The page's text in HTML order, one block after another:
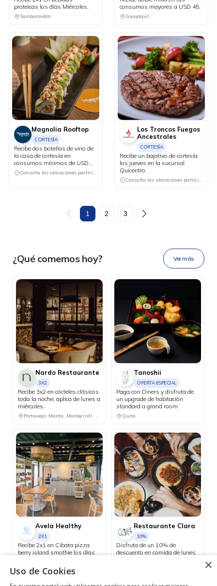
proteicas los días Miércoles.
Samborondón
consumos mayores a USD 45.
Guayaquil
Magnolia Rooftop
CORTESÍA
Recibe dos botellas de vino de
la casa de cortesía en
consumos mínimos de USD
130.
Consulta las ubicaciones participantes
Los Troncos Fuegos
Ancestrales
CORTESÍA
Recibe un bajativo de cortesía
los jueves en la sucursal
Quicentro.
Consulta las ubicaciones participantes
1 2 3
Ahora tus blu benefits
en una
sola app.
DESCÁRGALA
¿Qué comemos hoy? Ver más
Nardo Restaurante
3X2
Recibe 3x2 en cócteles clásicos
toda la noche; aplica de lunes a
miércoles.
Portoviejo, Manta, Montecristi, Chone
Tanoshii
OFERTA ESPECIAL
Paga con Diners y disfruta de
un upgrade de habitación
standard a grand room.
Quito
Avela Healthy
2X1
Recibe 2x1 en Cibata pizza
berry island smothie los días
Ambato
Restaurante Clara
10%
Disfruta de un 10% de
descuento en comida de lunes
×
Uso de Cookies